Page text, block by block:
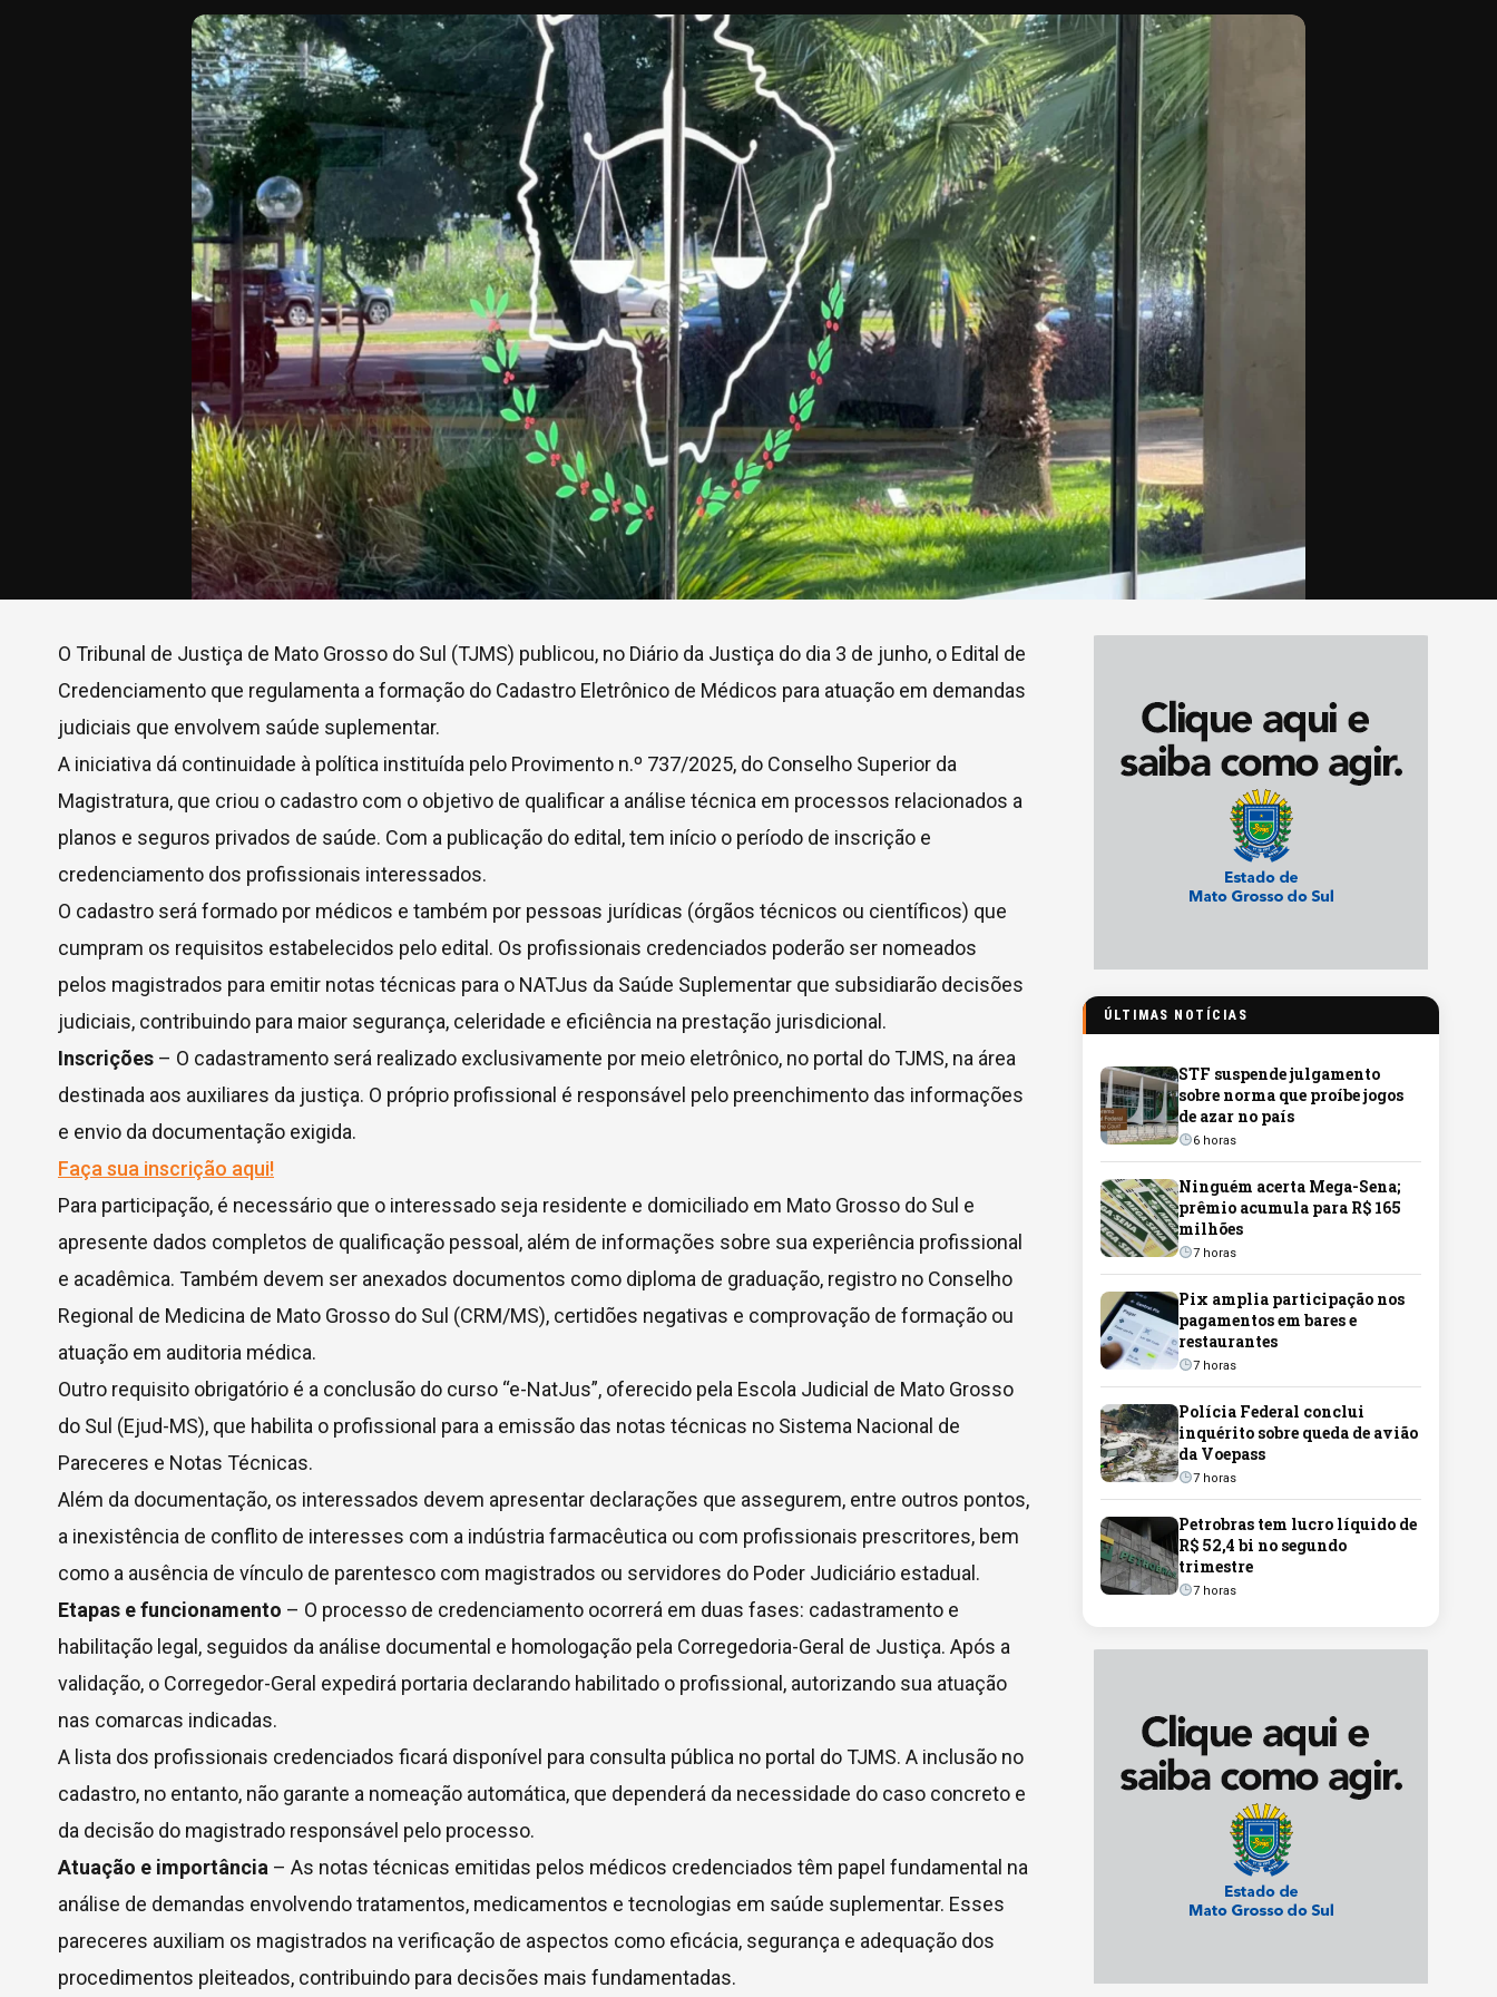
O Tribunal de Justiça de Mato Grosso do Sul (TJMS) publicou, no Diário da Justiça do dia 3 de junho, o Edital de
Credenciamento que regulamenta a formação do Cadastro Eletrônico de Médicos para atuação em demandas
judiciais que envolvem saúde suplementar.
A iniciativa dá continuidade à política instituída pelo Provimento n.º 737/2025, do Conselho Superior da
Magistratura, que criou o cadastro com o objetivo de qualificar a análise técnica em processos relacionados a
planos e seguros privados de saúde. Com a publicação do edital, tem início o período de inscrição e
credenciamento dos profissionais interessados.
O cadastro será formado por médicos e também por pessoas jurídicas (órgãos técnicos ou científicos) que
cumpram os requisitos estabelecidos pelo edital. Os profissionais credenciados poderão ser nomeados
pelos magistrados para emitir notas técnicas para o NATJus da Saúde Suplementar que subsidiarão decisões
judiciais, contribuindo para maior segurança, celeridade e eficiência na prestação jurisdicional.
Inscrições – O cadastramento será realizado exclusivamente por meio eletrônico, no portal do TJMS, na área
destinada aos auxiliares da justiça. O próprio profissional é responsável pelo preenchimento das informações
e envio da documentação exigida.
Faça sua inscrição aqui!
Para participação, é necessário que o interessado seja residente e domiciliado em Mato Grosso do Sul e
apresente dados completos de qualificação pessoal, além de informações sobre sua experiência profissional
e acadêmica. Também devem ser anexados documentos como diploma de graduação, registro no Conselho
Regional de Medicina de Mato Grosso do Sul (CRM/MS), certidões negativas e comprovação de formação ou
atuação em auditoria médica.
Outro requisito obrigatório é a conclusão do curso “e-NatJus”, oferecido pela Escola Judicial de Mato Grosso
do Sul (Ejud-MS), que habilita o profissional para a emissão das notas técnicas no Sistema Nacional de
Pareceres e Notas Técnicas.
Além da documentação, os interessados devem apresentar declarações que assegurem, entre outros pontos,
a inexistência de conflito de interesses com a indústria farmacêutica ou com profissionais prescritores, bem
como a ausência de vínculo de parentesco com magistrados ou servidores do Poder Judiciário estadual.
Etapas e funcionamento – O processo de credenciamento ocorrerá em duas fases: cadastramento e
habilitação legal, seguidos da análise documental e homologação pela Corregedoria-Geral de Justiça. Após a
validação, o Corregedor-Geral expedirá portaria declarando habilitado o profissional, autorizando sua atuação
nas comarcas indicadas.
A lista dos profissionais credenciados ficará disponível para consulta pública no portal do TJMS. A inclusão no
cadastro, no entanto, não garante a nomeação automática, que dependerá da necessidade do caso concreto e
da decisão do magistrado responsável pelo processo.
Atuação e importância – As notas técnicas emitidas pelos médicos credenciados têm papel fundamental na
análise de demandas envolvendo tratamentos, medicamentos e tecnologias em saúde suplementar. Esses
pareceres auxiliam os magistrados na verificação de aspectos como eficácia, segurança e adequação dos
procedimentos pleiteados, contribuindo para decisões mais fundamentadas.
ÚLTIMAS NOTÍCIAS
STF suspende julgamento
sobre norma que proíbe jogos
de azar no país
6 horas
Ninguém acerta Mega-Sena;
prêmio acumula para R$ 165
milhões
7 horas
Pix amplia participação nos
pagamentos em bares e
restaurantes
7 horas
Polícia Federal conclui
inquérito sobre queda de avião
da Voepass
7 horas
Petrobras tem lucro líquido de
R$ 52,4 bi no segundo
trimestre
7 horas